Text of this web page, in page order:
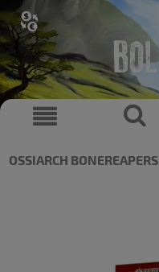
OSSIARCH BONEREAPERS